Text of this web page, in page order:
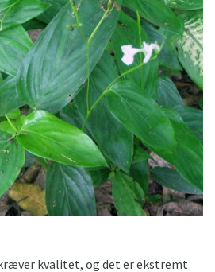
kvalitet, og det er ekstremt